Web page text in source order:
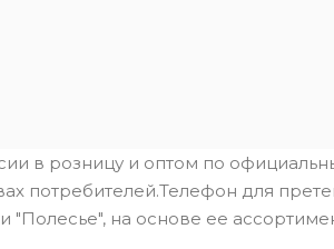
в розницу и оптом по
потребителей.Телефон для
на основе ее